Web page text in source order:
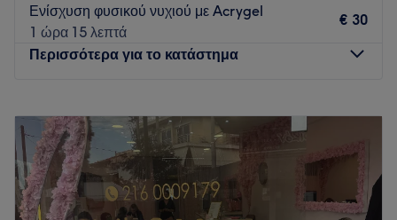
Ενίσχυση φυσικού νυχιού με Acrygel
1 ώρα 15 λεπτά
€ 30
Περισσότερα για το κατάστημα
Τρίτη
Τετάρτη
09:00
17:00
Πέμπτη
10:00 –20:00
Παρασκευή
10:00 – 20:00
Σάββατο
09:00 –17:00